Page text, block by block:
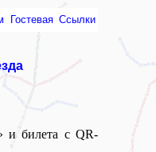
Гостевая Ссылки
и билета с QR-